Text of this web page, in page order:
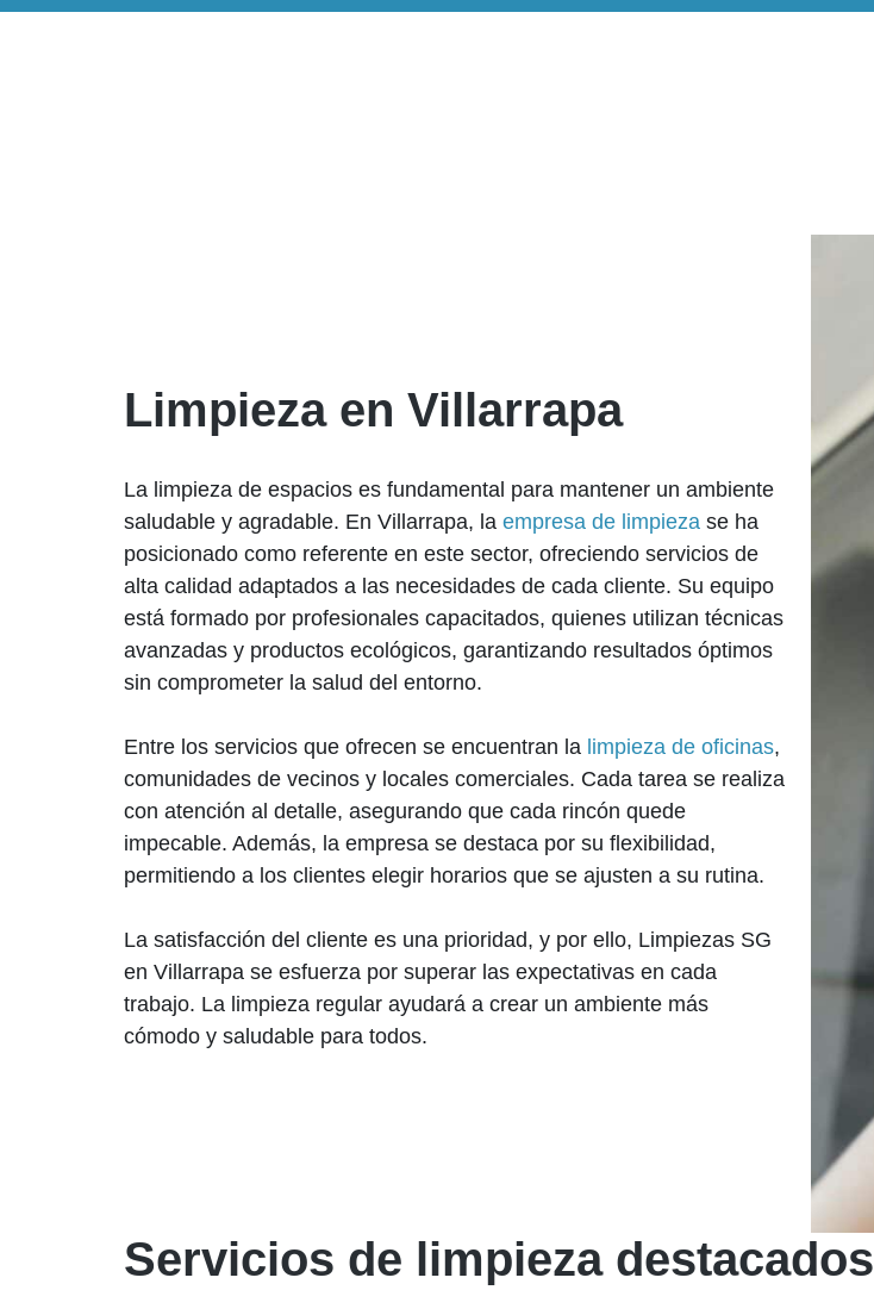
Limpieza en Villarrapa
La limpieza de espacios es fundamental para mantener un ambiente
saludable y agradable. En Villarrapa, la empresa de limpieza se ha
posicionado como referente en este sector, ofreciendo servicios de
alta calidad adaptados a las necesidades de cada cliente. Su equipo
está formado por profesionales capacitados, quienes utilizan técnicas
avanzadas y productos ecológicos, garantizando resultados óptimos
sin comprometer la salud del entorno.
Entre los servicios que ofrecen se encuentran la limpieza de oficinas,
comunidades de vecinos y locales comerciales. Cada tarea se realiza
con atención al detalle, asegurando que cada rincón quede
impecable. Además, la empresa se destaca por su flexibilidad,
permitiendo a los clientes elegir horarios que se ajusten a su rutina.
La satisfacción del cliente es una prioridad, y por ello, Limpiezas SG
en Villarrapa se esfuerza por superar las expectativas en cada
trabajo. La limpieza regular ayudará a crear un ambiente más
cómodo y saludable para todos.
Servicios de limpieza destacados